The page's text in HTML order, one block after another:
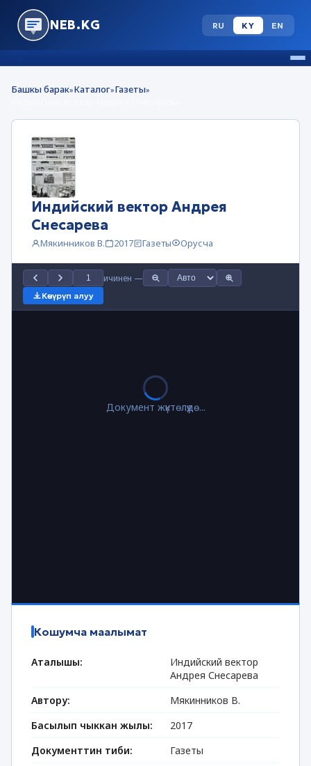
NEB.KG RU KY EN
Башкы барак»Каталог»Газеты»
Индийский вектор Андрея
Снесарева
Мякинников В. 2017 Газеты Орусча
ичинен —
Көчүрүп алуу
Документ жүктөлүүдө...
Кошумча маалымат
Аталышы:
Индийский вектор
Андрея Снесарева
Автору:
Мякинников В.
Басылып чыккан жылы:
2017
Документтин тиби:
Газеты